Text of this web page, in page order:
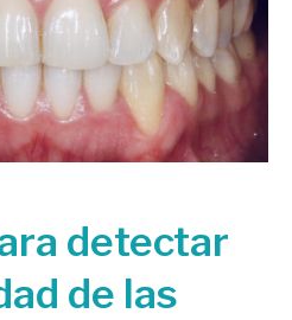
detectar
de las